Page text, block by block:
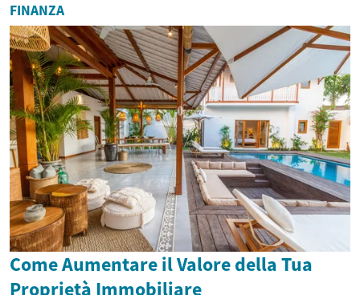
FINANZA
Come Aumentare il Valore della Tua
Proprietà Immobiliare